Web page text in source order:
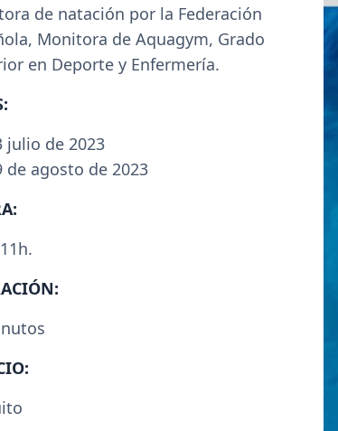
de natación por la Federación
Monitora de Aquagym, Grado
en Deporte y Enfermería.
julio de 2023
de agosto de 2023